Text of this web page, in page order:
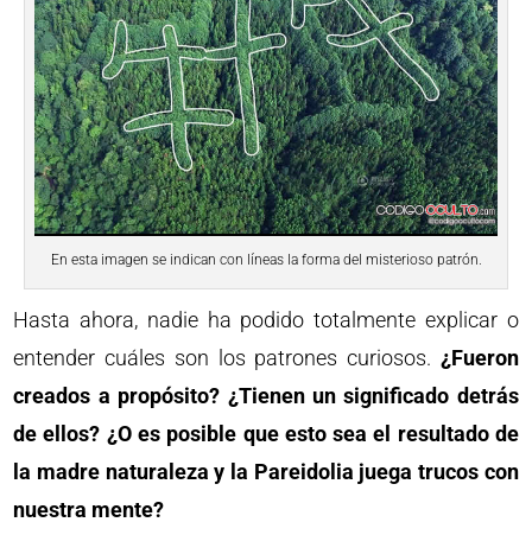
En esta imagen se indican con líneas la forma del misterioso patrón.
Hasta ahora, nadie ha podido totalmente explicar o
entender cuáles son los patrones curiosos. ¿Fueron
creados a propósito? ¿Tienen un significado detrás
de ellos? ¿O es posible que esto sea el resultado de
la madre naturaleza y la Pareidolia juega trucos con
nuestra mente?